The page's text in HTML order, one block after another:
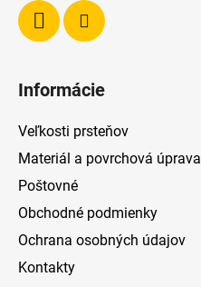
Informácie
Veľkosti prsteňov
Materiál a povrchová úprava
Poštovné
Obchodné podmienky
Ochrana osobných údajov
Kontakty